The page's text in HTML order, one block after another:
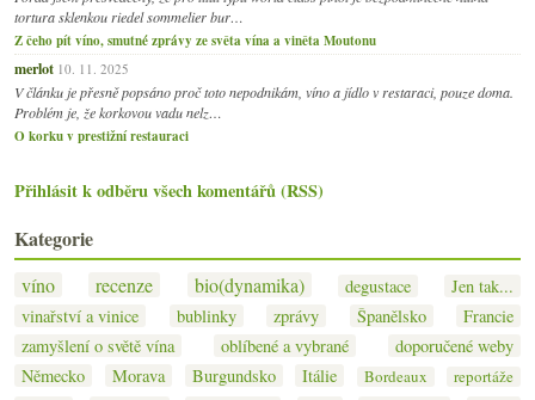
tortura sklenkou riedel sommelier bur…
Z čeho pít víno, smutné zprávy ze světa vína a viněta Moutonu
merlot 10. 11. 2025
V článku je přesně popsáno proč toto nepodnikám, víno a jídlo v restaraci, pouze doma.
Problém je, že korkovou vadu nelz…
O korku v prestižní restauraci
Přihlásit k odběru všech komentářů (RSS)
Kategorie
víno recenze bio(dynamika) degustace
Jen tak...
vinařství a vinice
bublinky zprávy Španělsko
Francie
zamyšlení o světě vína
oblíbené a vybrané
doporučené weby
Německo
Morava Burgundsko Itálie Bordeaux
reportáže